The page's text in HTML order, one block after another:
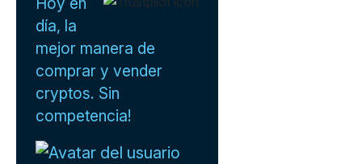
día, la
mejor manera de
comprar y vender
cryptos. Sin
competencia!